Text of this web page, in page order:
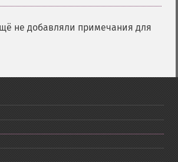
не добавляли примечания для